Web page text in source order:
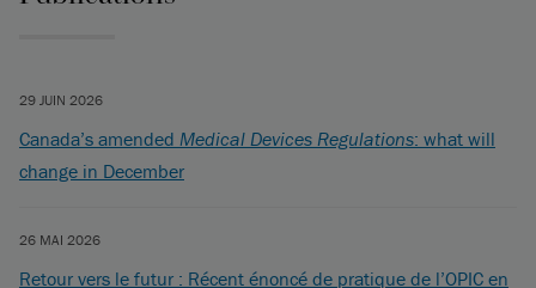
29 JUIN 2026
Canada’s amended Medical Devices Regulations: what will
change in December
26 MAI 2026
Retour vers le futur : Récent énoncé de pratique de l’OPIC en